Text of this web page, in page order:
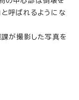
呼ばれるようにな
が撮影した写真を